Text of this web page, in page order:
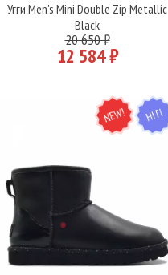
Угги Men's Mini Double Zip Metallic
Black
20 650 ₽
12 584 ₽
NEW HIT